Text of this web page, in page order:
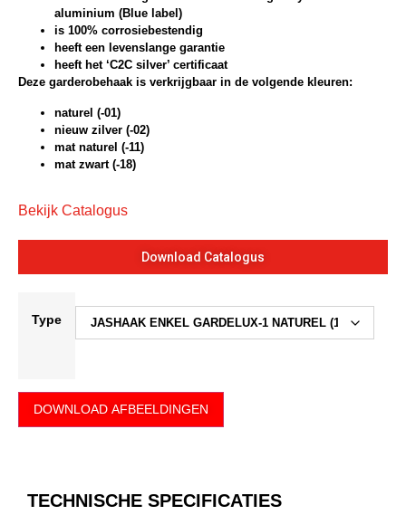
aluminium (Blue label)
is 100% corrosiebestendig
heeft een levenslange garantie
heeft het ‘C2C silver’ certificaat
Deze garderobehaak is verkrijgbaar in de volgende kleuren:
naturel (-01)
nieuw zilver (-02)
mat naturel (-11)
mat zwart (-18)
Bekijk Catalogus
Download Catalogus
Type
DOWNLOAD AFBEELDINGEN
TECHNISCHE SPECIFICATIES